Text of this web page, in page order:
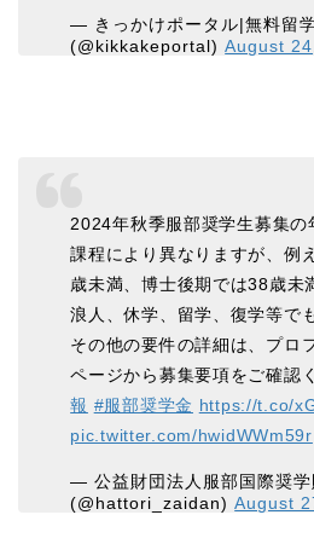
— きっかけポータル|無料留
(@kikkakeportal)August
2024年秋季服部奨学生募集の
課程により異なりますが、例
歳未満、博士後期では38歳未
浪人、休学、留学、復学等で
その他の要件の詳細は、プロ
ページから募集要項をご確認
報 #服部奨学金 https://t.co/
pic.twitter.com/hwidWWm59r
— 公益財団法人服部国際奨学
(@hattori_zaidan)August